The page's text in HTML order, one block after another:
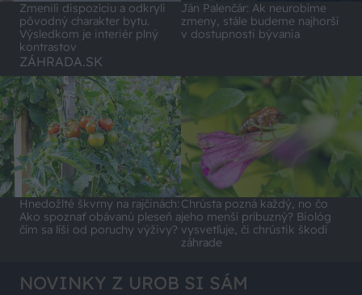
Zmenili dispozíciu a odkryli
pôvodný charakter bytu.
Výsledkom je interiér plný
kontrastov
Ján Palenčár: Ak neurobíme
zmeny, stále budeme najhorší
v dostupnosti bývania
ZÁHRADA.SK
Hnedožlté škvrny na rajčinách:
Ako spoznať obávanú pleseň a
čím sa líši od poruchy výživy?
Chrústa pozná každý, no čo
jeho menší príbuzný? Biológ
vysvetľuje, či chrústik škodí
záhrade
NOVINKY Z UROB SI SÁM